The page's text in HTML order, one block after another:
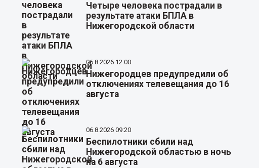
Четыре человека пострадали в
результате атаки БПЛА в
Нижегородской области
06.8.2026 12:00
Нижегородцев предупредили об
отключениях телевещания до 16
августа
06.8.2026 09:20
Беспилотники сбили над
Нижегородской областью в ночь
на 6 августа